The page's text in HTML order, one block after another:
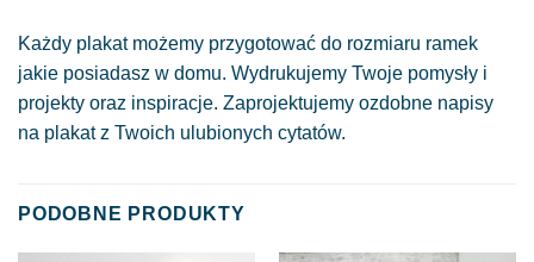
Każdy plakat możemy przygotować do rozmiaru ramek
jakie posiadasz w domu. Wydrukujemy Twoje pomysły i
projekty oraz inspiracje. Zaprojektujemy ozdobne napisy
na plakat z Twoich ulubionych cytatów.
PODOBNE PRODUKTY